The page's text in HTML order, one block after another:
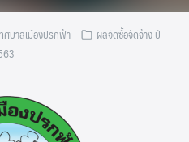
ศบาลเมืองปรกฟ้า
ผลจัดซื้อจัดจ้าง ปี